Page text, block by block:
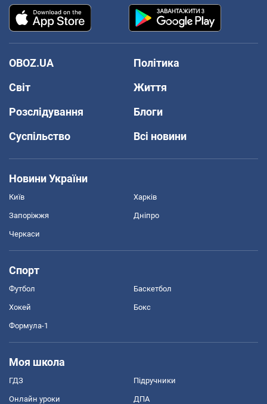
OBOZ.UA
Політика
Світ
Життя
Розслідування
Блоги
Суспільство
Всі новини
Новини України
Київ Харків
Запоріжжя Дніпро
Черкаси
Спорт
Футбол Баскетбол
Хокей Бокс
Формула-1
Моя школа
ГДЗ Підручники
Онлайн уроки ДПА